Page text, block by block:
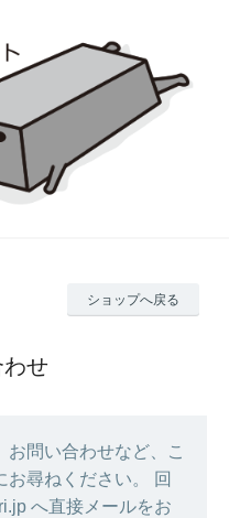
ショップへ戻る
せ
問い合わせなど、こ
お尋ねください。 回
へ直接メールをお